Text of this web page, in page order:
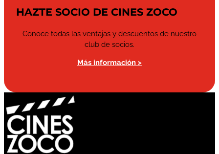
HAZTE SOCIO DE CINES ZOCO
Conoce todas las ventajas y descuentos de nuestro
club de socios.
Más información >